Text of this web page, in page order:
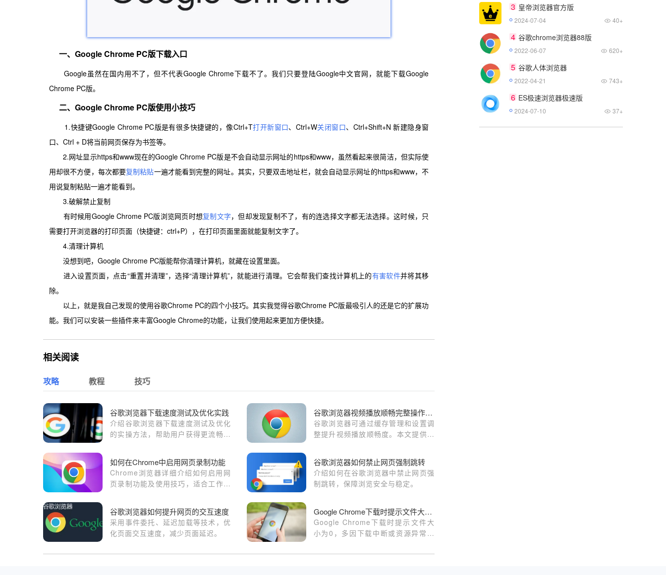
一、Google Chrome PC版下载入口
Google虽然在国内用不了，但不代表Google Chrome下载不了。我们只要登陆Google中文官网，就能下载Google
Chrome PC版。
二、Google Chrome PC版使用小技巧
1.快捷键Google Chrome PC版是有很多快捷键的，像Ctrl+T打开新窗口、Ctrl+W关闭窗口、Ctrl+Shift+N 新建隐身窗
口、Ctrl + D将当前网页保存为书签等。
2.网址显示https和www现在的Google Chrome PC版是不会自动显示网址的https和www，虽然看起来很简洁，但实际使
用却很不方便，每次都要复制粘贴一遍才能看到完整的网址。其实，只要双击地址栏，就会自动显示网址的https和www，不
用说复制粘贴一遍才能看到。
3.破解禁止复制
有时候用Google Chrome PC版浏览网页时想复制文字，但却发现复制不了，有的连选择文字都无法选择。这时候，只
需要打开浏览器的打印页面（快捷键：ctrl+P），在打印页面里面就能复制文字了。
4.清理计算机
没想到吧，Google Chrome PC版能帮你清理计算机，就藏在设置里面。
进入设置页面，点击“重置并清理”，选择“清理计算机”，就能进行清理。它会帮我们查找计算机上的有害软件并将其移
除。
以上，就是我自己发现的使用谷歌Chrome PC的四个小技巧。其实我觉得谷歌Chrome PC版最吸引人的还是它的扩展功
能。我们可以安装一些插件来丰富Google Chrome的功能，让我们使用起来更加方便快捷。
相关阅读
攻略 教程 技巧
谷歌浏览器下载速度测试及优化实践
介绍谷歌浏览器下载速度测试及优化
的实操方法，帮助用户获得更流畅的
谷歌浏览器视频播放顺畅完整操作方法
谷歌浏览器可通过缓存管理和设置调
整提升视频播放顺畅度。本文提供下
如何在Chrome中启用网页录制功能
Chrome浏览器详细介绍如何启用网
页录制功能及使用技巧，适合工作、
谷歌浏览器如何禁止网页强制跳转
介绍如何在谷歌浏览器中禁止网页强
制跳转，保障浏览安全与稳定。
谷歌浏览器如何提升网页的交互速度
采用事件委托、延迟加载等技术，优
化页面交互速度，减少页面延迟。
Google Chrome下载时提示文件大小为0怎么办
Google Chrome下载时提示文件大
小为0，多因下载中断或资源异常，
件下载。
3 皇帝浏览器官方版
2024-07-04 40+
4 谷歌chrome浏览器88版
2022-06-07 620+
5 谷歌人体浏览器
2022-04-21 743+
6 ES极速浏览器极速版
2024-07-10 37+